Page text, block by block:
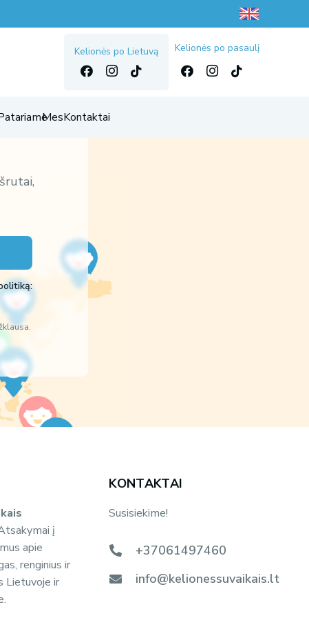
Kelionės po Lietuvą Kelionės po pasaulį
MesKontaktai
įkvėpimu
į
apie
renginius ir
Lietuvoje ir
KONTAKTAI
Susisiekime!
+37061497460
info@kelionessuvaikais.lt